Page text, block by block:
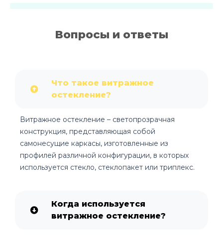
Вопросы и ответы
Что такое витражное
остекление?
Витражное остекление – светопрозрачная
конструкция, представляющая собой
самонесущие каркасы, изготовленные из
профилей различной конфигурации, в которых
используется стекло, стеклопакет или триплекс.
Когда используется
витражное остекление?